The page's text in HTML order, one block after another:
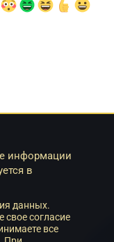
информации
в
данных.
свое согласие
все